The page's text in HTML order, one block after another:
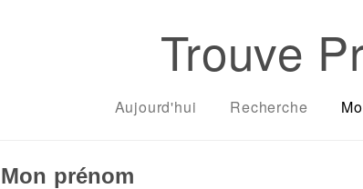
Trouve
Aujourd'hui Recherche
Mon prénom